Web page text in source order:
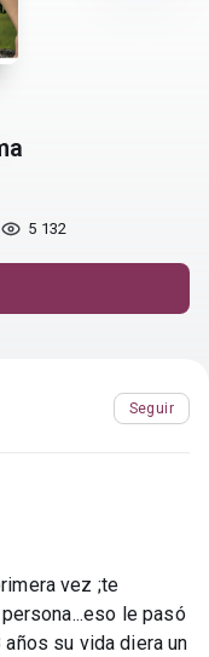
5 132
Seguir
vez ;te
le pasó
su vida diera un